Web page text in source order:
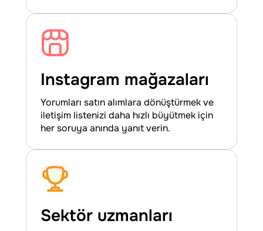
Instagram mağazaları
Yorumları satın alımlara dönüştürmek ve
iletişim listenizi daha hızlı büyütmek için
her soruya anında yanıt verin.
Sektör uzmanları